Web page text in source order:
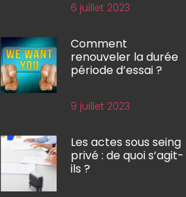
6 juillet 2023
Comment
renouveler la durée
période d’essai ?
9 juillet 2023
Les actes sous seing
privé : de quoi s’agit-
ils ?